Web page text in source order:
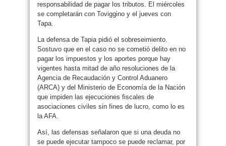
responsabilidad de pagar los tributos. El miércoles
se completarán con Toviggino y el jueves con
Tapa.
La defensa de Tapia pidió el sobreseimiento.
Sostuvo que en el caso no se cometió delito en no
pagar los impuestos y los aportes porque hay
vigentes hasta mitad de año resoluciones de la
Agencia de Recaudación y Control Aduanero
(ARCA) y del Ministerio de Economía de la Nación
que impiden las ejecuciones fiscales de
asociaciones civiles sin fines de lucro, como lo es
la AFA.
Así, las defensas señalaron que si una deuda no
se puede ejecutar tampoco se puede reclamar, por